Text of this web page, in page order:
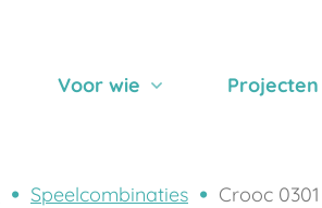
Voor wie Projecten
Speelcombinaties Crooc